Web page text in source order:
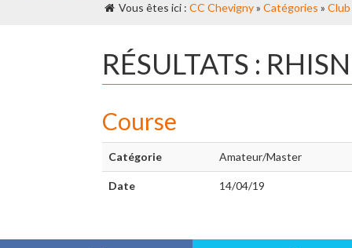
Vous êtes ici : CC Chevigny» Catégories » Club
RÉSULTATS :
Course
Catégorie Amateur/Master
Date 14/04/19